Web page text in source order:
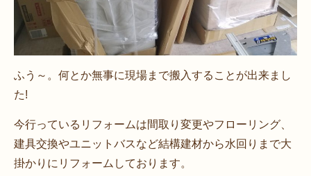
ふう～。何とか無事に現場まで搬入することが出来まし
た!
今行っているリフォームは間取り変更やフローリング、
建具交換やユニットバスなど結構建材から水回りまで大
掛かりにリフォームしております。